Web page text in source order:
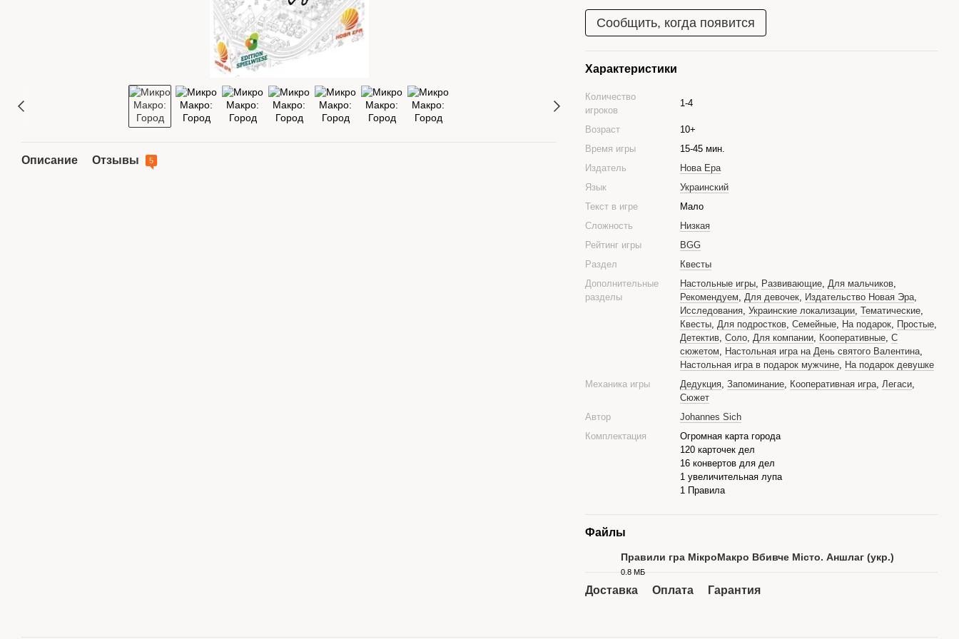
Описание Отзывы 5
Сообщить, когда появится
Характеристики
Количество
игроков
1-4
Возраст
10+
Время игры
15-45 мин.
Издатель
Нова Ера
Язык
Украинский
Текст в игре
Мало
Сложность
Низкая
Рейтинг игры
BGG
Раздел
Квесты
Дополнительные
разделы
Настольные игры, Развивающие,Для мальчиков,
Рекомендуем,Для девочек, Издательство Новая Эра,
Исследования,Украинские локализации,Тематические,
Квесты,Для подростков,Семейные, На подарок, Простые,
Детектив,Соло,Для компании, Кооперативные,С
сюжетом, Настольная игра на День святого Валентина,
Настольная игра в подарок мужчине, На подарок девушке
Механика игры
Дедукция,Запоминание, Кооперативная игра,Легаси,
Сюжет
Автор
Johannes Sich
Комплектация
Огромная карта города
120 карточек дел
16 конвертов для дел
1 увеличительная лупа
1 Правила
Файлы
Правили гра МікроМакро Вбивче Місто. Аншлаг (укр.)
0.8 МБ
Доставка Оплата Гарантия